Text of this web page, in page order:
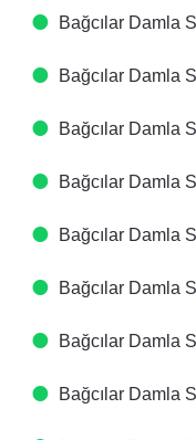
Bağcılar Damla
Bağcılar Damla
Bağcılar Damla
Bağcılar Damla
Bağcılar Damla
Bağcılar Damla
Bağcılar Damla
Bağcılar Damla